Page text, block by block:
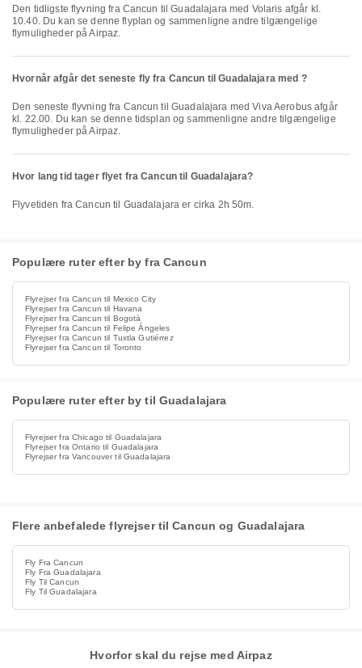
Den tidligste flyvning fra Cancun til Guadalajara med Volaris afgår kl.
10.40. Du kan se denne flyplan og sammenligne andre tilgængelige
flymuligheder på Airpaz.
Hvornår afgår det seneste fly fra Cancun til Guadalajara med ?
Den seneste flyvning fra Cancun til Guadalajara med Viva Aerobus afgår
kl. 22.00. Du kan se denne tidsplan og sammenligne andre tilgængelige
flymuligheder på Airpaz.
Hvor lang tid tager flyet fra Cancun til Guadalajara?
Flyvetiden fra Cancun til Guadalajara er cirka 2h 50m.
Populære ruter efter by fra Cancun
Flyrejser fra Cancun til Mexico City
Flyrejser fra Cancun til Havana
Flyrejser fra Cancun til Bogotá
Flyrejser fra Cancun til Felipe Ángeles
Flyrejser fra Cancun til Tuxtla Gutiérrez
Flyrejser fra Cancun til Toronto
Populære ruter efter by til Guadalajara
Flyrejser fra Chicago til Guadalajara
Flyrejser fra Ontario til Guadalajara
Flyrejser fra Vancouver til Guadalajara
Flere anbefalede flyrejser til Cancun og Guadalajara
Fly Fra Cancun
Fly Fra Guadalajara
Fly Til Cancun
Fly Til Guadalajara
Hvorfor skal du rejse med Airpaz